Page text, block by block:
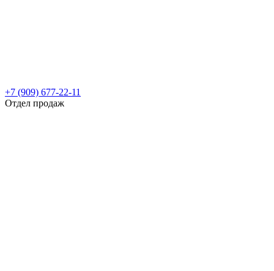
+7 (909) 677-22-11
Отдел продаж